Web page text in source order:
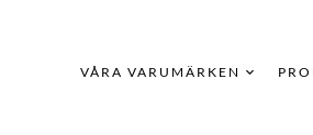
VÅRA VARUMÄRKEN